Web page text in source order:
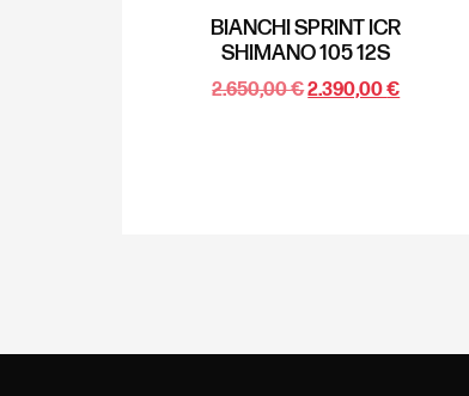
BIANCHI SPRINT ICR
SHIMANO 105 12S
2.650,00€2.390,00€